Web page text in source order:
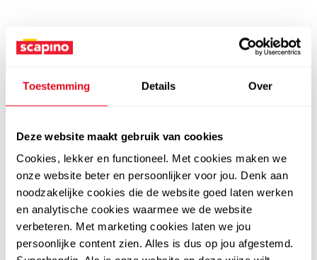
Toestemming Details Over
Deze website maakt gebruik van cookies
Cookies, lekker en functioneel. Met cookies maken we
onze website beter en persoonlijker voor jou. Denk aan
noodzakelijke cookies die de website goed laten werken
en analytische cookies waarmee we de website
verbeteren. Met marketing cookies laten we jou
persoonlijke content zien. Alles is dus op jou afgestemd.